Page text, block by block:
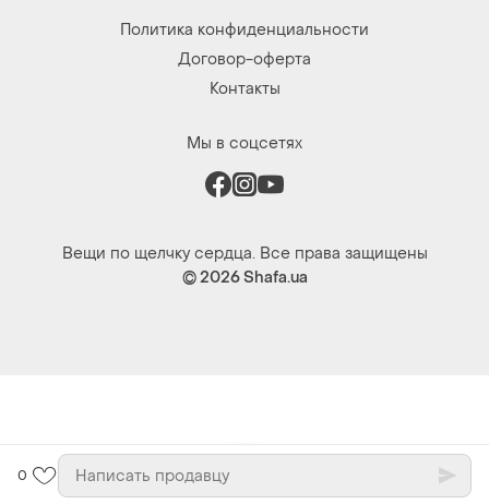
0
Политика конфиденциальности
Договор-оферта
Контакты
Мы в соцсетях
Вещи по щелчку сердца. Все права защищены
© 2026Shafa.ua